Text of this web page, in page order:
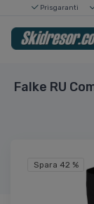
Prisgaranti
Falke RU
Spara 42 %